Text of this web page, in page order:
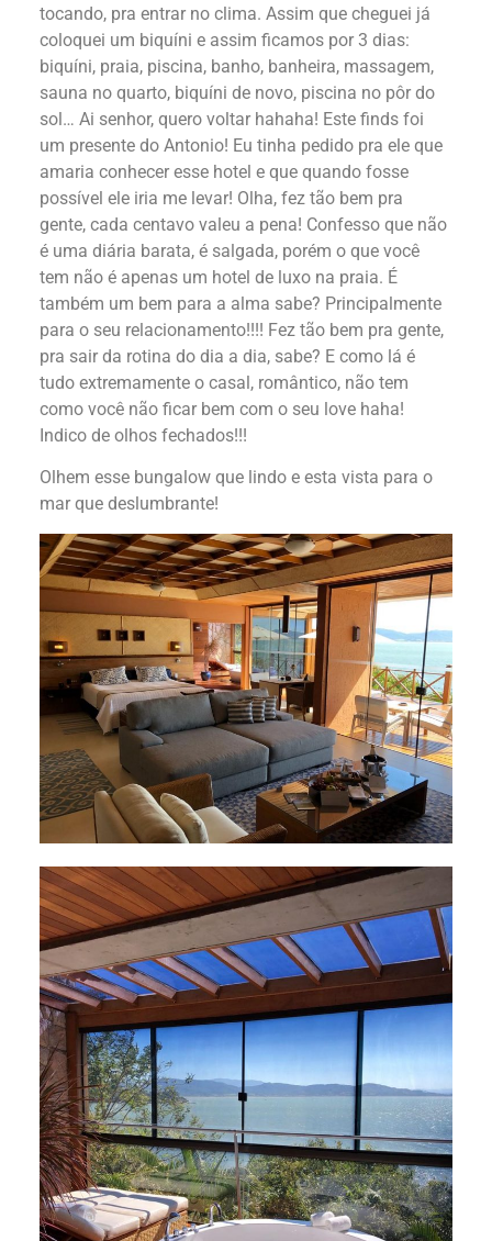
tocando, pra entrar no clima. Assim que cheguei já
coloquei um biquíni e assim ficamos por 3 dias:
biquíni, praia, piscina, banho, banheira, massagem,
sauna no quarto, biquíni de novo, piscina no pôr do
sol… Ai senhor, quero voltar hahaha! Este finds foi
um presente do Antonio! Eu tinha pedido pra ele que
amaria conhecer esse hotel e que quando fosse
possível ele iria me levar! Olha, fez tão bem pra
gente, cada centavo valeu a pena! Confesso que não
é uma diária barata, é salgada, porém o que você
tem não é apenas um hotel de luxo na praia. É
também um bem para a alma sabe? Principalmente
para o seu relacionamento!!!! Fez tão bem pra gente,
pra sair da rotina do dia a dia, sabe? E como lá é
tudo extremamente o casal, romântico, não tem
como você não ficar bem com o seu love haha!
Indico de olhos fechados!!!
Olhem esse bungalow que lindo e esta vista para o
mar que deslumbrante!